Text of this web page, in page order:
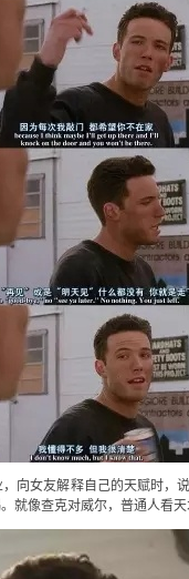
向女友解释自己的天赋时，
就像查克对威尔，普通人看天